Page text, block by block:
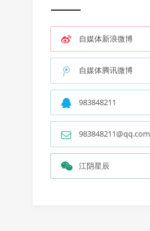
自媒体新浪微博
自媒体腾讯微博
983848211
983848211@qq.com
江阴星辰